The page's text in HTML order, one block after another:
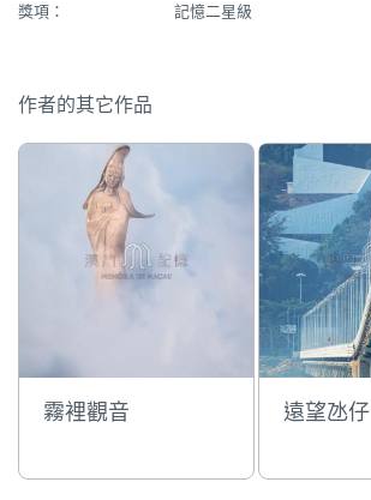
獎項：
記憶二星級
作者的其它作品
霧裡觀音 遠望氹仔